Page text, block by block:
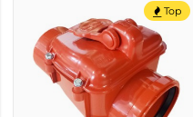
Top